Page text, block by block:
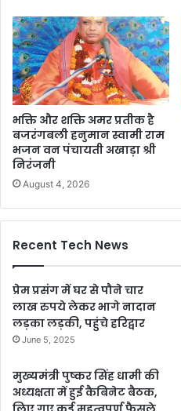
भक्ति और शक्ति अमर प्रतीक है
बजरंगबली हनुमान स्वामी राम
भजन वन पंचायती अखाड़ा श्री
निरंजनी
August 4, 2026
Recent Tech News
प्रेम प्रसंग में घर से पौने चार
लाख रुपये लेकर भागे नादान
लड़का लड़की, पहुंचे हरिद्वार
June 5, 2025
मुख्यमंत्री पुष्कर सिंह धामी की
अध्यक्षता में हुई कैबिनेट बैठक,